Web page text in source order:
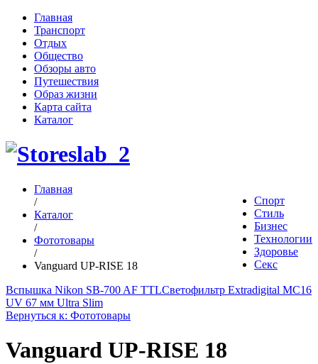
Главная
Транспорт
Отдых
Общество
Обзоры авто
Путешествия
Образ жизни
Карта сайта
Каталог
Спорт
Стиль
Бизнес
Технологии
Здоровье
Секс
Главная
/
Каталог
/
Фототовары
/
Vanguard UP-RISE 18
Вспышка Nikon SB-700 AF TTLСветофильтр Extradigital MC16
UV 67 мм Ultra Slim
Вернуться к: Фототовары
Vanguard UP-RISE 18